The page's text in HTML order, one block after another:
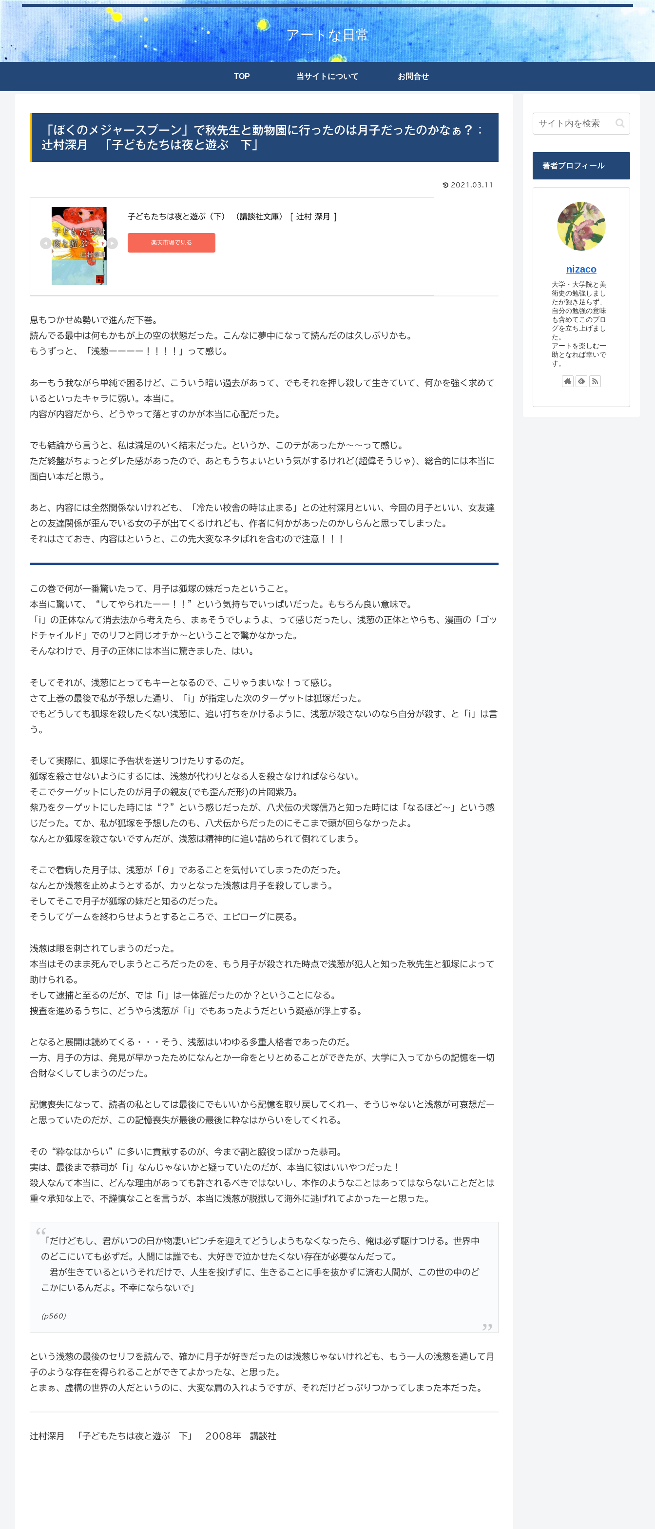
アートな日常
TOP 当サイトについて お問合せ
「ぼくのメジャースプーン」で秋先生と動物園に行ったのは月子だったのかなぁ？：
辻村深月 「子どもたちは夜と遊ぶ 下」
2021.03.11
子どもたちは夜と遊ぶ（下） （講談社文庫） [ 辻村 深月 ]
楽天市場で見る
息もつかせぬ勢いで進んだ下巻。
読んでる最中は何もかもが上の空の状態だった。こんなに夢中になって読んだのは久しぶりかも。
もうずっと、「浅葱ーーーー！！！！」って感じ。
あーもう我ながら単純で困るけど、こういう暗い過去があって、でもそれを押し殺して生きていて、何かを強く求めて
いるといったキャラに弱い。本当に。
内容が内容だから、どうやって落とすのかが本当に心配だった。
でも結論から言うと、私は満足のいく結末だった。というか、このテがあったか～～って感じ。
ただ終盤がちょっとダレた感があったので、あともうちょいという気がするけれど(超偉そうじゃ)、総合的には本当に
面白い本だと思う。
あと、内容には全然関係ないけれども、「冷たい校舎の時は止まる」との辻村深月といい、今回の月子といい、女友達
との友達関係が歪んでいる女の子が出てくるけれども、作者に何かがあったのかしらんと思ってしまった。
それはさておき、内容はというと、この先大変なネタばれを含むので注意！！！
この巻で何が一番驚いたって、月子は狐塚の妹だったということ。
本当に驚いて、“してやられたーー！！”という気持ちでいっぱいだった。もちろん良い意味で。
「i」の正体なんて消去法から考えたら、まぁそうでしょうよ、って感じだったし、浅葱の正体とやらも、漫画の「ゴッ
ドチャイルド」でのリフと同じオチか～ということで驚かなかった。
そんなわけで、月子の正体には本当に驚きました、はい。
そしてそれが、浅葱にとってもキーとなるので、こりゃうまいな！って感じ。
さて上巻の最後で私が予想した通り、「i」が指定した次のターゲットは狐塚だった。
でもどうしても狐塚を殺したくない浅葱に、追い打ちをかけるように、浅葱が殺さないのなら自分が殺す、と「i」は言
う。
そして実際に、狐塚に予告状を送りつけたりするのだ。
狐塚を殺させないようにするには、浅葱が代わりとなる人を殺さなければならない。
そこでターゲットにしたのが月子の親友(でも歪んだ形)の片岡紫乃。
紫乃をターゲットにした時には“？”という感じだったが、八犬伝の犬塚信乃と知った時には「なるほど～」という感
じだった。てか、私が狐塚を予想したのも、八犬伝からだったのにそこまで頭が回らなかったよ。
なんとか狐塚を殺さないですんだが、浅葱は精神的に追い詰められて倒れてしまう。
そこで看病した月子は、浅葱が「θ」であることを気付いてしまったのだった。
なんとか浅葱を止めようとするが、カッとなった浅葱は月子を殺してしまう。
そしてそこで月子が狐塚の妹だと知るのだった。
そうしてゲームを終わらせようとするところで、エピローグに戻る。
浅葱は眼を刺されてしまうのだった。
本当はそのまま死んでしまうところだったのを、もう月子が殺された時点で浅葱が犯人と知った秋先生と狐塚によって
助けられる。
そして逮捕と至るのだが、では「i」は一体誰だったのか？ということになる。
捜査を進めるうちに、どうやら浅葱が「i」でもあったようだという疑惑が浮上する。
となると展開は読めてくる・・・そう、浅葱はいわゆる多重人格者であったのだ。
一方、月子の方は、発見が早かったためになんとか一命をとりとめることができたが、大学に入ってからの記憶を一切
合財なくしてしまうのだった。
記憶喪失になって、読者の私としては最後にでもいいから記憶を取り戻してくれー、そうじゃないと浅葱が可哀想だー
と思っていたのだが、この記憶喪失が最後の最後に粋なはからいをしてくれる。
その“粋なはからい”に多いに貢献するのが、今まで割と脇役っぽかった恭司。
実は、最後まで恭司が「i」なんじゃないかと疑っていたのだが、本当に彼はいいやつだった！
殺人なんて本当に、どんな理由があっても許されるべきではないし、本作のようなことはあってはならないことだとは
重々承知な上で、不謹慎なことを言うが、本当に浅葱が脱獄して海外に逃げれてよかったーと思った。
「だけどもし、君がいつの日か物凄いピンチを迎えてどうしようもなくなったら、俺は必ず駆けつける。世界中
のどこにいても必ずだ。人間には誰でも、大好きで泣かせたくない存在が必要なんだって。
君が生きているというそれだけで、人生を投げずに、生きることに手を抜かずに済む人間が、この世の中のど
こかにいるんだよ。不幸にならないで」
(p560)
という浅葱の最後のセリフを読んで、確かに月子が好きだったのは浅葱じゃないけれども、もう一人の浅葱を通して月
子のような存在を得られることができてよかったな、と思った。
とまぁ、虚構の世界の人だというのに、大変な肩の入れようですが、それだけどっぷりつかってしまった本だった。
辻村深月 「子どもたちは夜と遊ぶ 下」 2008年 講談社
著者プロフィール
nizaco
大学・大学院と美
術史の勉強しまし
たが飽き足らず、
自分の勉強の意味
も含めてこのブロ
グを立ち上げまし
た。
アートを楽しむ一
助となれば幸いで
す。